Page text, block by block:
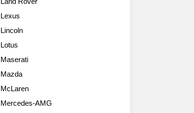
Lexus
Lincoln
Lotus
Maserati
Mazda
McLaren
Mercedes-AMG